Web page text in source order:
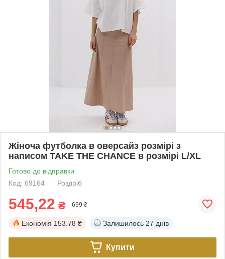
Жіноча футболка в оверсайз розмірі з
написом TAKE THE CHANCE в розмірі L/XL
Готово до відправки
Код: 69164
Роздріб
545,22 ₴ 699 ₴
Економія 153.78 ₴ Залишилось 27 днів
Купити